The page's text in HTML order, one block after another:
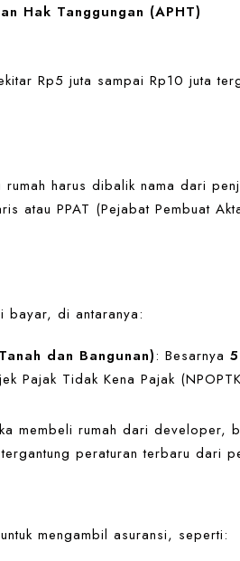
Hak Tanggungan (APHT)
Rp5 juta sampai Rp10 juta
harus dibalik nama dari
atau PPAT (Pejabat Pembuat
bayar, di antaranya:
dan Bangunan): Besarnya
Pajak Tidak Kena Pajak
membeli rumah dari developer,
peraturan terbaru dari
mengambil asuransi, seperti: